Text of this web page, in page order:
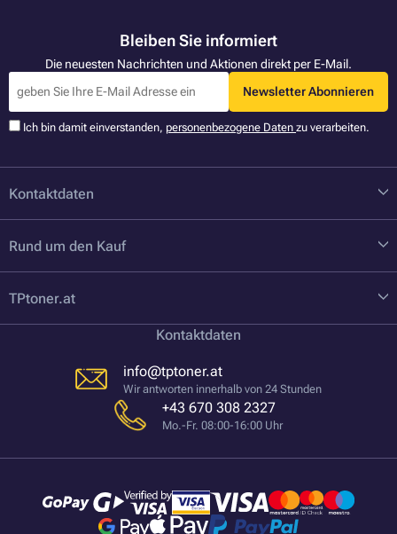
Bleiben Sie informiert
Die neuesten Nachrichten und Aktionen direkt per E-Mail.
Newsletter Abonnieren
Ich bin damit einverstanden, personenbezogene Daten zu verarbeiten.
Kontaktdaten
Rund um den Kauf
TPtoner.at
Kontaktdaten
info@tptoner.at
Wir antworten innerhalb von 24 Stunden
+43 670 308 2327
Mo.-Fr. 08:00-16:00 Uhr